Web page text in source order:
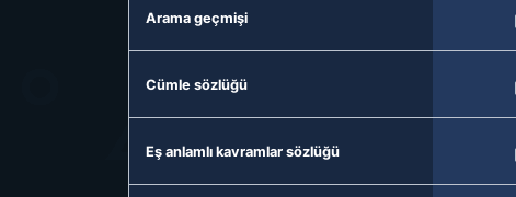
Arama geçmişi
Cümle sözlüğü
Eş anlamlı kavramlar sözlüğü